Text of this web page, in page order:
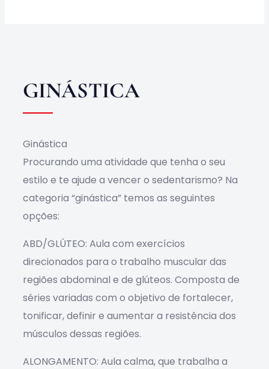
GINÁSTICA
Ginástica
Procurando uma atividade que tenha o seu
estilo e te ajude a vencer o sedentarismo? Na
categoria “ginástica” temos as seguintes
opções:
ABD/GLÚTEO: Aula com exercícios
direcionados para o trabalho muscular das
regiões abdominal e de glúteos. Composta de
séries variadas com o objetivo de fortalecer,
tonificar, definir e aumentar a resistência dos
músculos dessas regiões.
ALONGAMENTO: Aula calma, que trabalha a